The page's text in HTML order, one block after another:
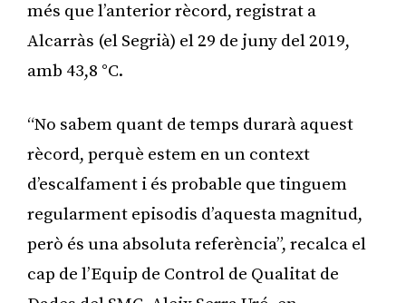
més que l’anterior rècord, registrat a
Alcarràs (el Segrià) el 29 de juny del 2019,
amb 43,8 °C.
“No sabem quant de temps durarà aquest
rècord, perquè estem en un context
d’escalfament i és probable que tinguem
regularment episodis d’aquesta magnitud,
però és una absoluta referència”, recalca el
cap de l’Equip de Control de Qualitat de